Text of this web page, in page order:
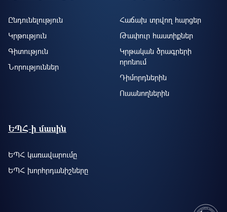
Ընդունելություն
Կրթություն
Գիտություն
Նորություններ
Հաճախ տրվող հարցեր
Թափուր հաստիքներ
Կրթական ծրագրերի
որոնում
Դիմորդներին
Ուսանողներին
ԵՊՀ-ի մասին
ԵՊՀ կառավարումը
ԵՊՀ խորհրդանիշները